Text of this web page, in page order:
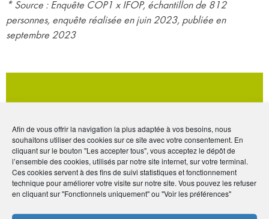
Afin de vous offrir la navigation la plus adaptée à vos besoins, nous
souhaitons utiliser des cookies sur ce site avec votre consentement. En
cliquant sur le bouton "Les accepter tous", vous acceptez le dépôt de
l’ensemble des cookies, utilisés par notre site internet, sur votre terminal.
Ces cookies servent à des fins de suivi statistiques et fonctionnement
technique pour améliorer votre visite sur notre site. Vous pouvez les refuser
en cliquant sur "Fonctionnels uniquement" ou "Voir les préférences"
* Source : Enquête COP1 x IFOP, échantillon de 812
personnes, enquête réalisée en juin 2023, publiée en
septembre 2023
2025 sont désormais ouvertes.
Pour plus d’informations et pour candidater,
rendez-vousici